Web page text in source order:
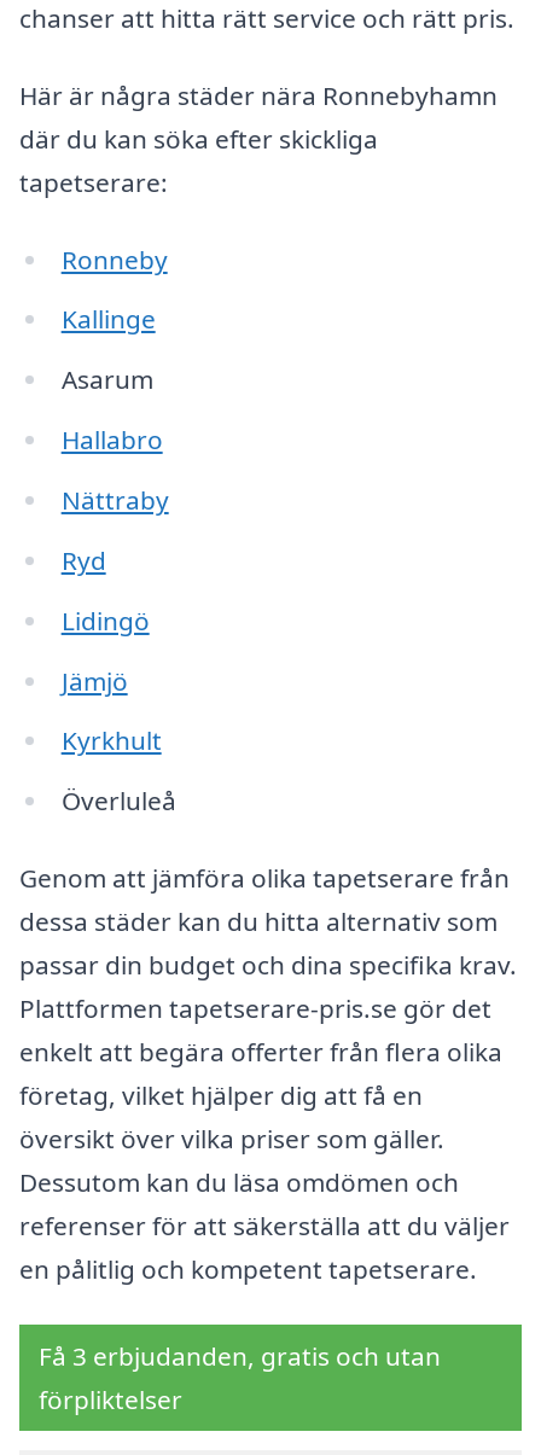
chanser att hitta rätt service och rätt pris.
Här är några städer nära Ronnebyhamn
där du kan söka efter skickliga
tapetserare:
Ronneby
Kallinge
Asarum
Hallabro
Nättraby
Ryd
Lidingö
Jämjö
Kyrkhult
Överluleå
Genom att jämföra olika tapetserare från
dessa städer kan du hitta alternativ som
passar din budget och dina specifika krav.
Plattformen tapetserare-pris.se gör det
enkelt att begära offerter från flera olika
företag, vilket hjälper dig att få en
översikt över vilka priser som gäller.
Dessutom kan du läsa omdömen och
referenser för att säkerställa att du väljer
en pålitlig och kompetent tapetserare.
Få 3 erbjudanden, gratis och utan
förpliktelser